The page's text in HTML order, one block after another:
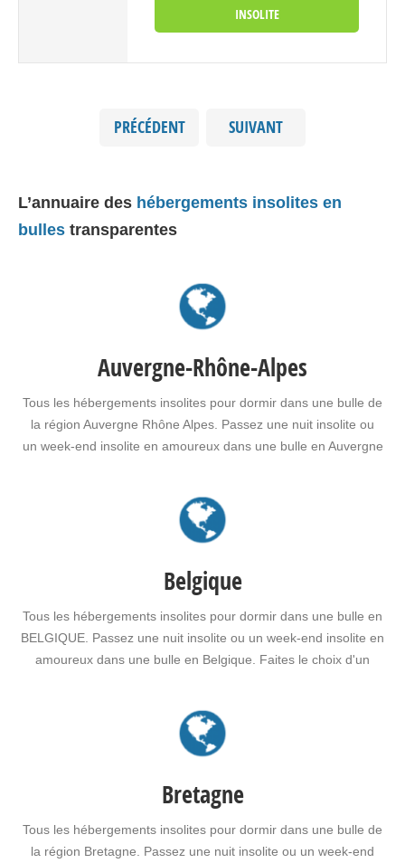
INSOLITE
PRÉCÉDENT SUIVANT
L’annuaire des hébergements insolites en
bulles transparentes
Auvergne-Rhône-Alpes
Tous les hébergements insolites pour dormir dans une bulle de
la région Auvergne Rhône Alpes. Passez une nuit insolite ou
un week-end insolite en amoureux dans une bulle en Auvergne
ou pour…
Belgique
Tous les hébergements insolites pour dormir dans une bulle en
BELGIQUE. Passez une nuit insolite ou un week-end insolite en
amoureux dans une bulle en Belgique. Faites le choix d'un
proches.
Bretagne
Tous les hébergements insolites pour dormir dans une bulle de
la région Bretagne. Passez une nuit insolite ou un week-end